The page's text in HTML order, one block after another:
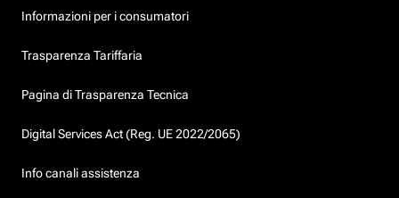
Informazioni per i consumatori
Trasparenza Tariffaria
Pagina di Trasparenza Tecnica
Digital Services Act (Reg. UE 2022/2065)
Info canali assistenza